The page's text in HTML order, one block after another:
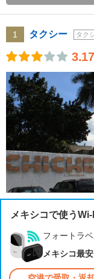
1 タクシー タク
3.17
メキシコで使う
フォートラ
メキシコ最安